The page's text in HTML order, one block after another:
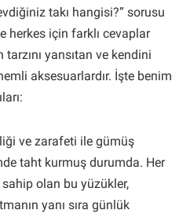
takı hangisi?” sorusu
herkes için farklı cevaplar
yansıtan ve kendini
aksesuarlardır. İşte benim
ve zarafeti ile gümüş
taht kurmuş durumda. Her
olan bu yüzükler,
yanı sıra günlük